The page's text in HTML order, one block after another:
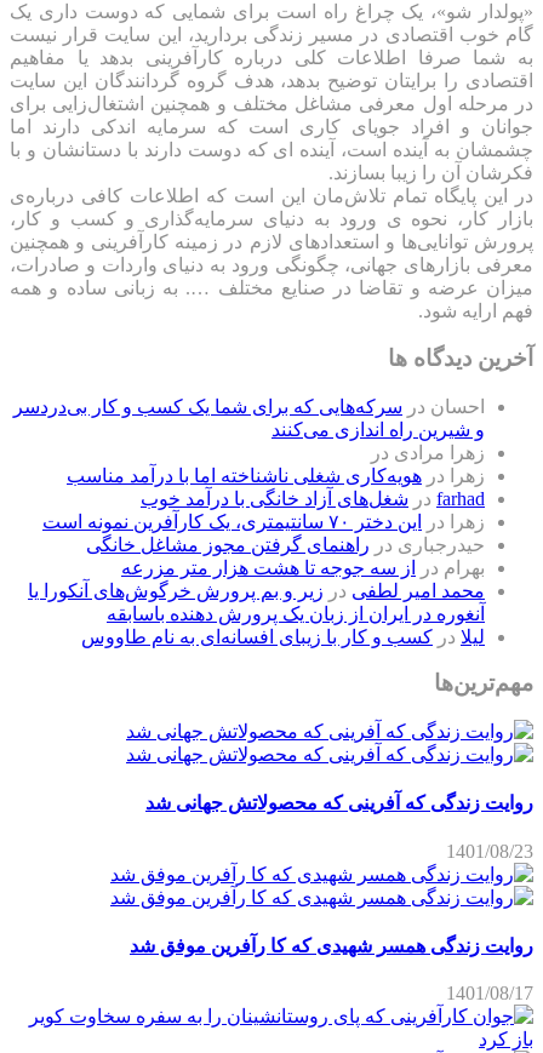
«پولدار شو»، یک چراغ راه است برای شمایی که دوست داری یک
گام خوب اقتصادی در مسیر زندگی بردارید، این سایت قرار نیست
به شما صرفا اطلاعات کلی درباره کارآفرینی بدهد یا مفاهیم
اقتصادی را برایتان توضیح بدهد، هدف گروه گردانندگان این سایت
در مرحله اول معرفی مشاغل مختلف و همچنین اشتغال‌زایی برای
جوانان و افراد جویای کاری است که سرمایه اندکی دارند اما
چشمشان به آینده است، آینده ای که دوست دارند با دستانشان و با
فکرشان آن را زیبا بسازند.
در این پایگاه تمام تلاش‌مان این است که ‌اطلاعات کافی درباره‌ی
بازار کار، نحوه ی ورود به دنیای سرمایه‌گذاری و کسب و کار،
پرورش توانایی‌ها و استعدادهای لازم در زمینه کارآفرینی و همچنین
معرفی بازارهای جهانی، چگونگی ورود به دنیای واردات و صادرات،
میزان عرضه و تقاضا در صنایع مختلف …. به زبانی ساده و همه
فهم ارایه شود.
آخرین دیدگاه ها
احسان در سرکه‌هایی که برای شما یک کسب و کار بی‌دردسر
و شیرین راه اندازی می‌کنند
زهرا مرادی در
زهرا
در هویه‌کاری شغلی ناشناخته اما با درآمد مناسب
farhad در شغل‌های آزاد خانگی با درآمد خوب
زهرا
در
این دختر ۷۰ سانتیمتری، یک کارآفرین نمونه است
حیدرجباری در راهنمای گرفتن مجوز مشاغل خانگی
بهرام در
از سه جوجه تا هشت هزار متر مزرعه
محمد امیر لطفی در زیر و بم پرورش خرگوش‌های آنکورا یا
آنغوره در ایران از زبان یک پرورش دهنده باسابقه
لیلا در کسب و کار با زیبای افسانه‌ای به نام طاووس
مهم‌ترین‌ها
روایت زندگی که آفرینی که محصولاتش جهانی شد
1401/08/23
روایت زندگی همسر شهیدی که کا رآفرین موفق شد
1401/08/17